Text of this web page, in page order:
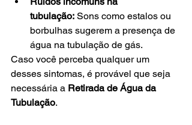
tubulação: Sons como estalos ou
borbulhas sugerem a presença de
água na tubulação de gás.
Caso você perceba qualquer um
desses sintomas, é provável que seja
necessária a Retirada de Água da
Tubulação.